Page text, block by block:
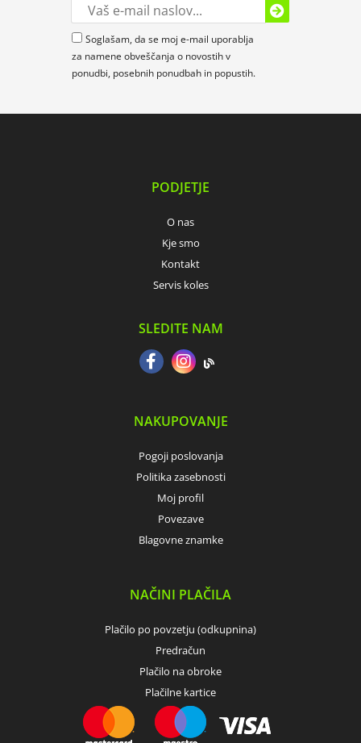
Soglašam, da se moj e-mail uporablja
za namene obveščanja o novostih v
ponudbi, posebnih ponudbah in popustih.
PODJETJE
O nas
Kje smo
Kontakt
Servis koles
SLEDITE NAM
NAKUPOVANJE
Pogoji poslovanja
Politika zasebnosti
Moj profil
Povezave
Blagovne znamke
NAČINI PLAČILA
Plačilo po povzetju (odkupnina)
Predračun
Plačilo na obroke
Plačilne kartice